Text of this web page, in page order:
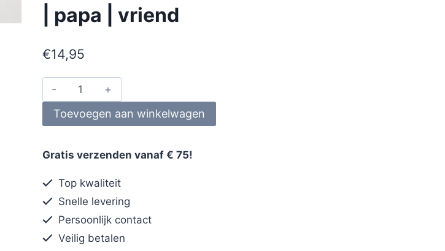
| papa | vriend
€14,95
Toevoegen aan winkelwagen
Gratis verzenden vanaf € 75!
Top kwaliteit
Snelle levering
Persoonlijk contact
Veilig betalen